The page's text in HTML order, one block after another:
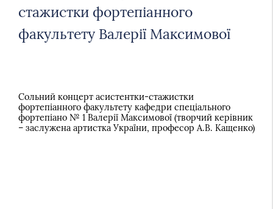
стажистки фортепіанного
факультету Валерії Максимової
Сольний концерт асистентки-стажистки
фортепіанного факультету кафедри спеціального
фортепіано № 1 Валерії Максимової (творчий керівник
– заслужена артистка України, професор А.В. Кащенко)